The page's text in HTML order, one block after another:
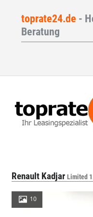
toprate24.de -
Beratung
Renault Kadjar Limited
10